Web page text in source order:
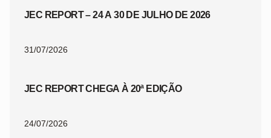
JEC REPORT – 24 A 30 DE JULHO DE 2026
31/07/2026
JEC REPORT CHEGA À 20ª EDIÇÃO
24/07/2026